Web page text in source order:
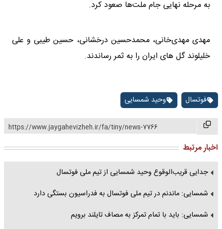
به مرحله نهایی جام ملت‌ها صعود کرد.
مهدی مهدی‌خانی، محمدحسین درخشانی، حسین طیبی و علی
خلیلوند گل های ایران را به ثمر رساندند.
فوتسال وحید شمسایی
https://www.jaygahevizheh.ir/fa/tiny/news-7766
اخبار مرتبط
جدایی قریب‌الوقوع وحید شمسایی از تیم ملی فوتسال
شمسایی: ماندنم در تیم ملی فوتسال به فدراسیون بستگی دارد
شمسایی: باید با تمام تمرکز به مصاف تایلند برویم